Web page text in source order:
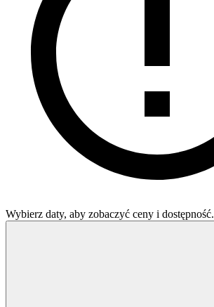
Wybierz daty, aby zobaczyć ceny i dostępność.